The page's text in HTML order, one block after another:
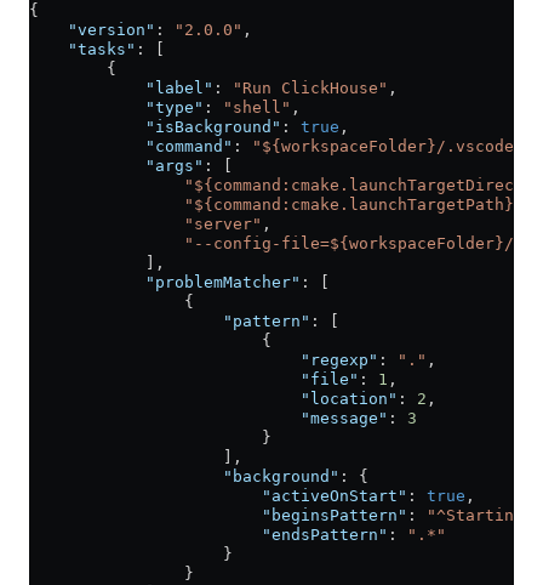
{
    "version"
: "2.0.0" ,
    "tasks"
: [
        {
            "label"
: "Run ClickHouse" ,
            "type"
: "shell" ,
            "isBackground"
: true ,
            "command"
:
"${workspaceFolder}/.vscode/
            "args"
: [
                "${command:cmake.launchTargetPath}"
                "server"
,
"--config-file=${workspaceFolder}/
            ],
            "problemMatcher"
: [
                {
                    "pattern"
: [
                        {
                            "regexp"
: "." ,
                            "file"
: 1 ,
                            "location"
: 2 ,
                            "message"
: 3
                        }
                    ],
                    "background"
: {
                        "activeOnStart"
: true ,
                        "beginsPattern"
:
"^Starting
                        "endsPattern"
:
".*"
                    }
                }